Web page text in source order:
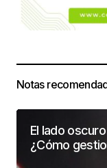
Notas
El lado
¿Cómo